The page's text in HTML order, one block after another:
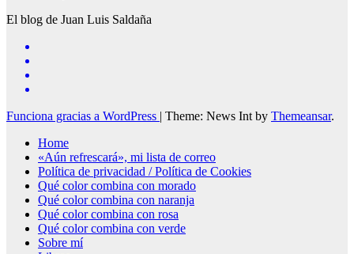
El blog de Juan Luis Saldaña
Funciona gracias a WordPress | Theme: News Int by Themeansar.
Home
«Aún refrescará», mi lista de correo
Política de privacidad / Política de Cookies
Qué color combina con morado
Qué color combina con naranja
Qué color combina con rosa
Qué color combina con verde
Sobre mí